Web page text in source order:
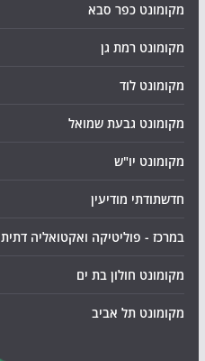
מקומונט כפר סבא
מקומונט רמת גן
מקומונט לוד
מקומונט גבעת שמואל
מקומונט יו"ש
חדשתודתי מודיעין
במרכז - פוליטיקה ואקטואליה דתית
מקומונט חולון בת ים
מקומונט תל אביב